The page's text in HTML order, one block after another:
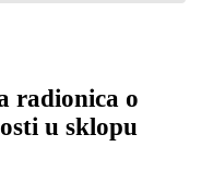
radionica o
u sklopu